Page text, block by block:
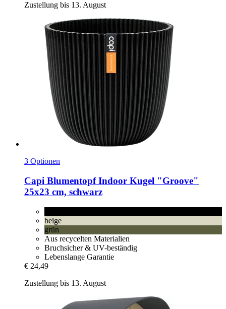
Zustellung bis 13. August
3 Optionen
Capi Blumentopf Indoor Kugel "Groove"
25x23 cm, schwarz
beige
grün
Aus recycelten Materialien
Bruchsicher & UV-beständig
Lebenslange Garantie
€ 24,49
Zustellung bis 13. August